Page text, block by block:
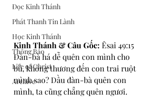
Đọc Kinh Thánh
Phát Thanh Tin Lành
Học Kinh Thánh
Thông Báo
Life of Christ
Archive
Kinh Thánh & Câu Gốc: Êsai 49:15
Đàn-bà há dễ quên con mình cho
bú, không thương đến con trai ruột
mình sao? Dầu đàn-bà quên con
mình, ta cũng chẳng quên ngươi.